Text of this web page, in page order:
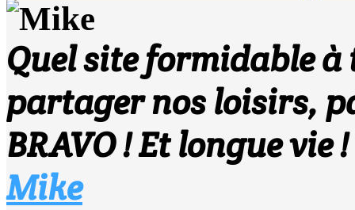
Quel site formidable à
partager nos loisirs,
BRAVO ! Et longue vie !
Mike